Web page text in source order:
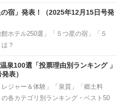
宿」発表！（2025年12月15日号発
ホテル250選」「５つ星の宿」「５
？
泉100選「投票理由別ランキング 」
表）
レジャー＆体験」「泉質」「郷土料
各カテゴリ別ランキング・ベスト50